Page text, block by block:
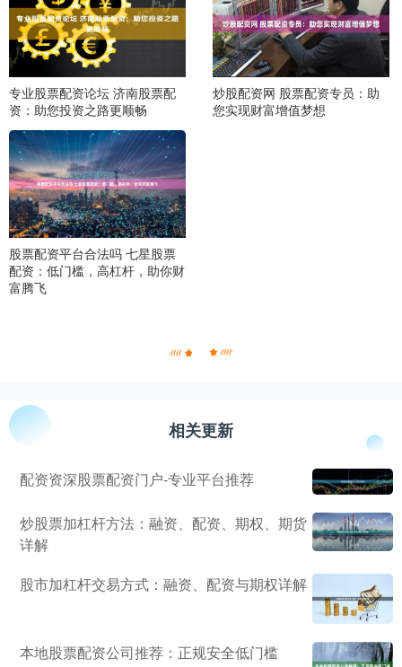
专业股票配资论坛 济南股票配
资：助您投资之路更顺畅
炒股配资网 股票配资专员：助
您实现财富增值梦想
股票配资平台合法吗 七星股票
配资：低门槛，高杠杆，助你财
富腾飞
相关更新
配资资深股票配资门户-专业平台推荐
炒股票加杠杆方法：融资、配资、期权、期货
详解
股市加杠杆交易方式：融资、配资与期权详解
本地股票配资公司推荐：正规安全低门槛